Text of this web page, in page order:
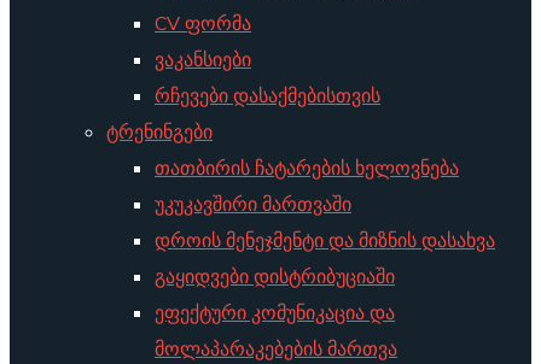
CV ფორმა
ვაკანსიები
რჩევები დასაქმებისთვის
ტრენინგები
თათბირის ჩატარების ხელოვნება
უკუკავშირი მართვაში
დროის მენეჯმენტი და მიზნის დასახვა
გაყიდვები დისტრიბუციაში
ეფექტური კომუნიკაცია და
მოლაპარაკებების მართვა